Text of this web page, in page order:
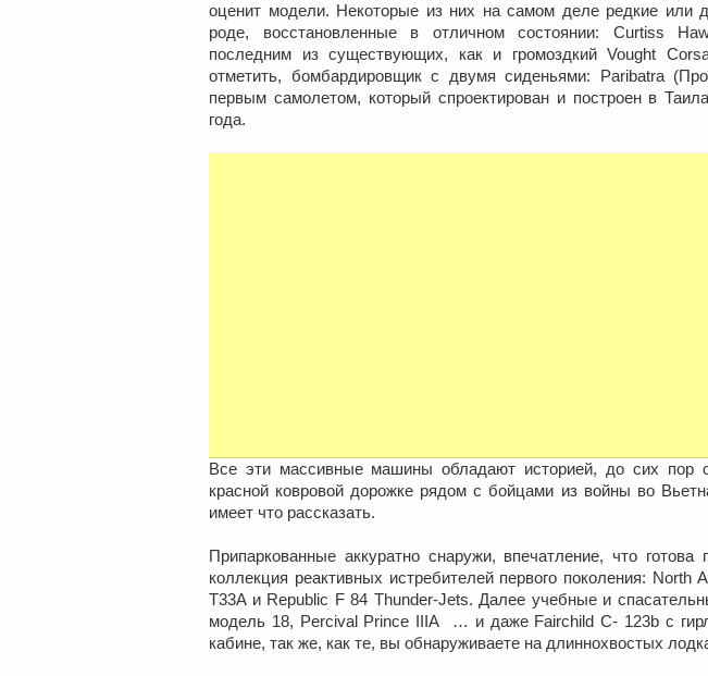
оценит модели. Некоторые из них на самом деле редкие или
роде, восстановленные в отличном состоянии: Curtiss
последним из существующих, как и громоздкий Vought
отметить, бомбардировщик с двумя сиденьями: Paribatra
первым самолетом, который спроектирован и построен в
года.
Все эти массивные машины обладают историей, до сих пор
красной ковровой дорожке рядом с бойцами из войны во
имеет что рассказать.
Припаркованные аккуратно снаружи, впечатление, что
коллекция реактивных истребителей первого поколения: North
T33A и Republic F 84 Thunder-Jets. Далее учебные и
модель 18, Percival Prince IIIA … и даже Fairchild C- 123b с
кабине, так же, как те, вы обнаруживаете на длиннохвостых